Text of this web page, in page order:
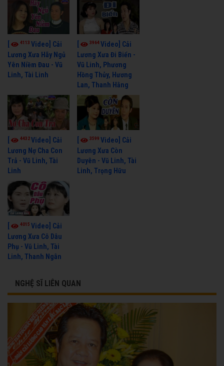
4113 Video] Cải
Lương Xưa Hãy Ngủ
Yên Niềm Đau - Vũ
Linh, Tài Linh
3964Video] Cải
Lương Xưa Đi Biển -
Vũ Linh, Phương
Hồng Thủy, Hương
Lan, Thanh Hằng
4432Video] Cải
Lương Nợ Cha Con
Trả - Vũ Linh, Tài
Linh
3599Video] Cải
Lương Xưa Còn
Duyên - Vũ Linh, Tài
Linh, Trọng Hữu
[ 4015 Video] Cải
Lương Xưa Cô Dâu
Phụ - Vũ Linh, Tài
Linh, Thanh Ngân
NGHỆ SĨ LIÊN QUAN